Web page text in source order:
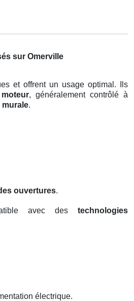
sur Omerville
et offrent un usage optimal. Ils
moteur, généralement contrôlé à
murale.
ouvertures.
avec des technologies
électrique.